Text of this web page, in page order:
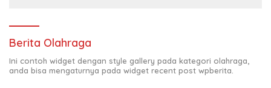
Berita Olahraga
Ini contoh widget dengan style gallery pada kategori olahraga,
anda bisa mengaturnya pada widget recent post wpberita.